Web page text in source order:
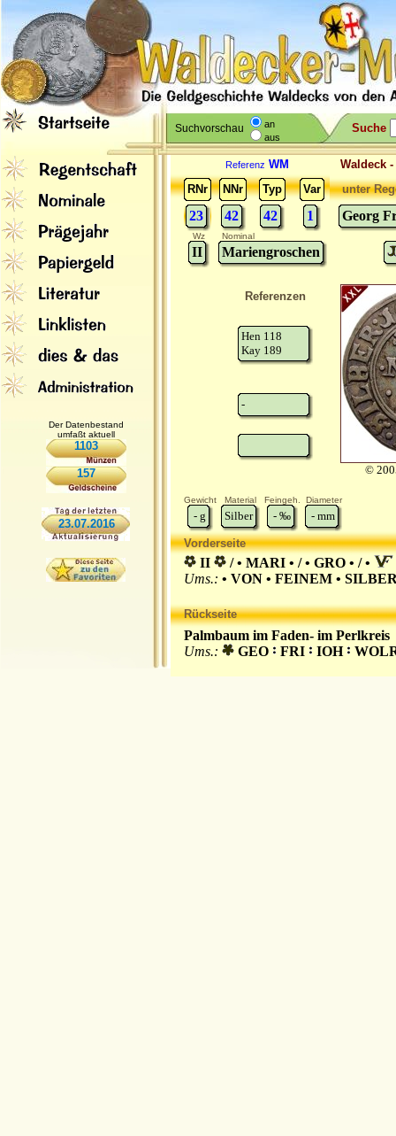
Suchvorschau
an
aus
Suche
Der Datenbestand
umfaßt aktuell
1103
157
23.07.2016
Referenz WM
RNr
NNr Typ Var
23 42 42 1
unter
Georg
Wz Nominal
II Mariengroschen
Referenzen
Hen 118
Kay 189
-
©
Gewicht Material Feingeh. Diameter
- g Silber - ‰ - mm
Vorderseite
II / • MARI • / • GRO • / •
Ums.: • VON • FEINEM •
Rückseite
Palmbaum im Faden- im Perlkreis
Ums.:
GEO FRI IOH